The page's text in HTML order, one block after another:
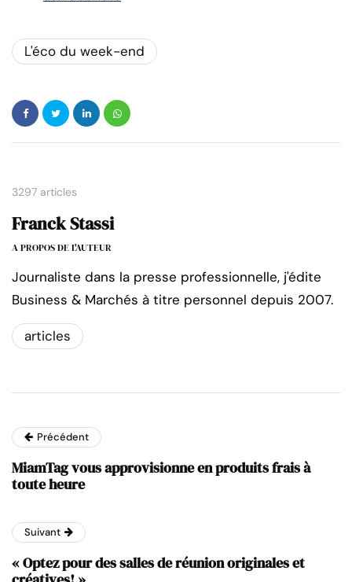
L'éco du week-end
3297 articles
Franck Stassi
A PROPOS DE L'AUTEUR
Journaliste dans la presse professionnelle, j'édite
Business & Marchés à titre personnel depuis 2007.
articles
Précédent
MiamTag vous approvisionne en produits frais à
toute heure
Suivant
« Optez pour des salles de réunion originales et